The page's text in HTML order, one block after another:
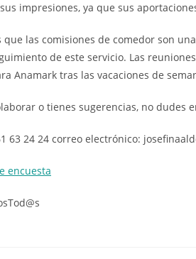
impresiones, ya que sus
que las comisiones de comedor son
de este servicio. Las
Anamark tras las vacaciones de
o tienes sugerencias, no dudes
63 24 24 correo electrónico:
encuesta